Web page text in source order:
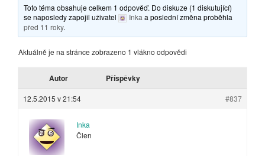
Toto téma obsahuje celkem 1 odpověď. Do diskuze (1 diskutující)
se naposledy zapojil uživatel
Inka a poslední změna proběhla
před 11 roky.
Aktuálně je na stránce zobrazeno 1 vlákno odpovědi
Autor Příspěvky
12.5.2015 v 21:54 #837
Inka
Člen